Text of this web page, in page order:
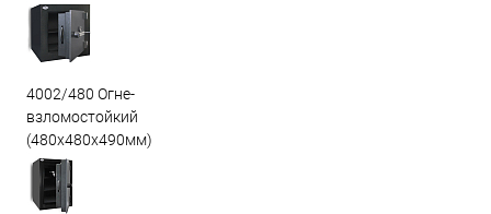
4002/480 Огне-
взломостойкий
(480х480х490мм)